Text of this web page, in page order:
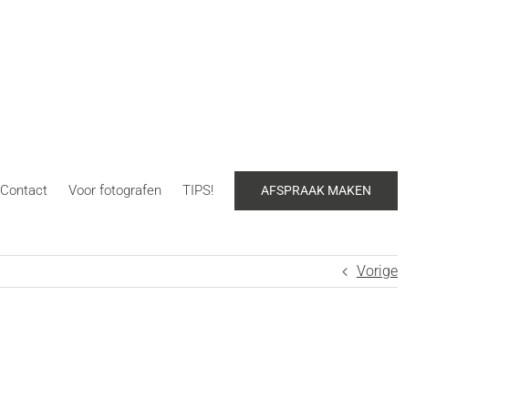
Contact Voor fotografen TIPS! AFSPRAAK MAKEN
Vorige